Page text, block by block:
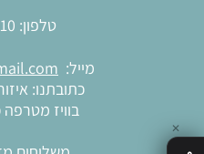
טלפון:
מייל:
כתובתנו:
בוויז
✕